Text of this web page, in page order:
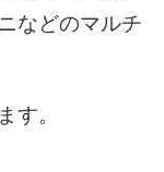
などのマルチ
。